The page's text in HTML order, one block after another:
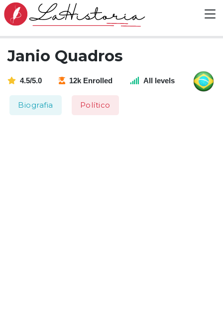
Janio Quadros
4.5/5.0 12k Enrolled All levels
Biografia Político